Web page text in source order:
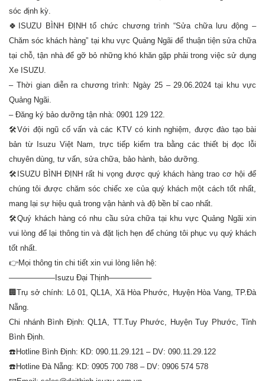
sóc định kỳ.
🍀 ISUZU BÌNH ĐỊNH tổ chức chương trình “Sửa chữa lưu động –
Chăm sóc khách hàng” tại khu vực Quảng Ngãi để thuận tiện sửa chữa
tại chỗ, tận nhà để gỡ bỏ những khó khăn gặp phải trong việc sử dụng
Xe ISUZU.
– Thời gian diễn ra chương trình: Ngày 25 – 29.06.2024 tại khu vực
Quảng Ngãi.
– Đăng ký bảo dưỡng tận nhà: 0901 129 122.
🛠Với đội ngũ cố vấn và các KTV có kinh nghiệm, được đào tạo bài
bản từ Isuzu Việt Nam, trực tiếp kiểm tra bằng các thiết bị đọc lỗi
chuyên dùng, tư vấn, sửa chữa, bảo hành, bảo dưỡng.
🛠 ISUZU BÌNH ĐỊNH rất hi vọng được quý khách hàng trao cơ hội để
chúng tôi được chăm sóc chiếc xe của quý khách một cách tốt nhất,
mang lại sự hiệu quả trong vận hành và độ bền bỉ cao nhất.
🛠Quý khách hàng có nhu cầu sửa chữa tại khu vực Quảng Ngãi xin
vui lòng để lại thông tin và đặt lịch hẹn để chúng tôi phục vụ quý khách
tốt nhất.
👉Mọi thông tin chi tiết xin vui lòng liên hệ:
——————Isuzu Đại Thịnh—————–
🏢Trụ sở chính: Lô 01, QL1A, Xã Hòa Phước, Huyện Hòa Vang, TP.Đà
Nẵng.
Chi nhánh Bình Định: QL1A, TT.Tuy Phước, Huyện Tuy Phước, Tỉnh
Bình Định.
☎️ Hotline Bình Định: KD: 090.11.29.121 – DV: 090.11.29.122
☎️ Hotline Đà Nẵng: KD: 0905 700 788 – DV: 0906 574 578